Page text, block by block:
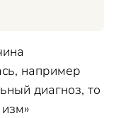
например
диагноз, то